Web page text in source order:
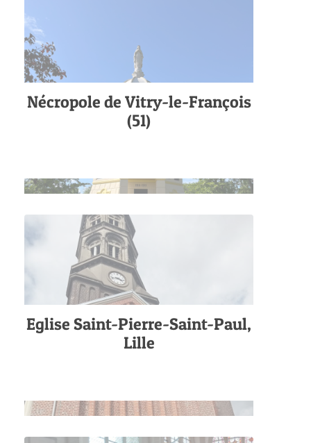
Nécropole de Vitry-le-François
(51)
Eglise Saint-Pierre-Saint-Paul,
Lille